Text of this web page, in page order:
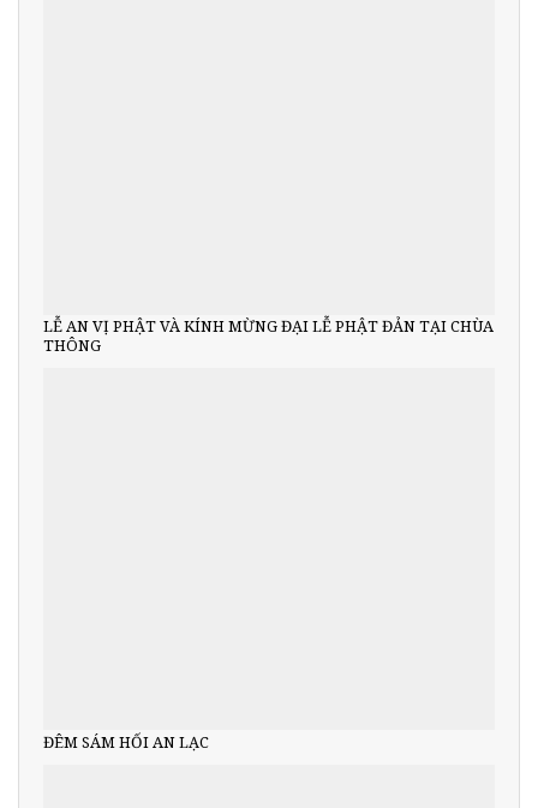
LỄ AN VỊ PHẬT VÀ KÍNH MỪNG ĐẠI LỄ PHẬT ĐẢN TẠI CHÙA
THÔNG
ĐÊM SÁM HỐI AN LẠC